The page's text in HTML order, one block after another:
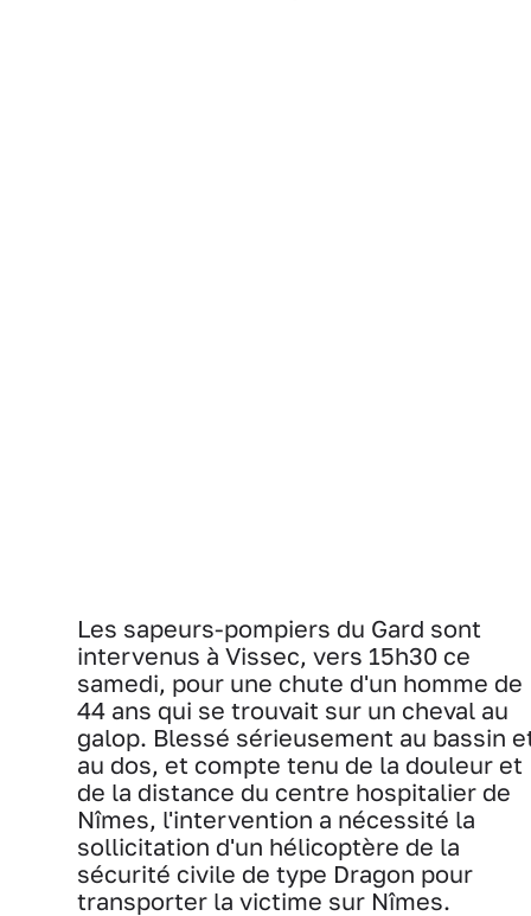
Les sapeurs-pompiers du Gard sont
intervenus à Vissec, vers 15h30 ce
samedi, pour une chute d'un homme de
44 ans qui se trouvait sur un cheval au
galop. Blessé sérieusement au bassin
au dos, et compte tenu de la douleur et
de la distance du centre hospitalier de
Nîmes, l'intervention a nécessité la
sollicitation d'un hélicoptère de la
sécurité civile de type Dragon pour
transporter la victime sur Nîmes.